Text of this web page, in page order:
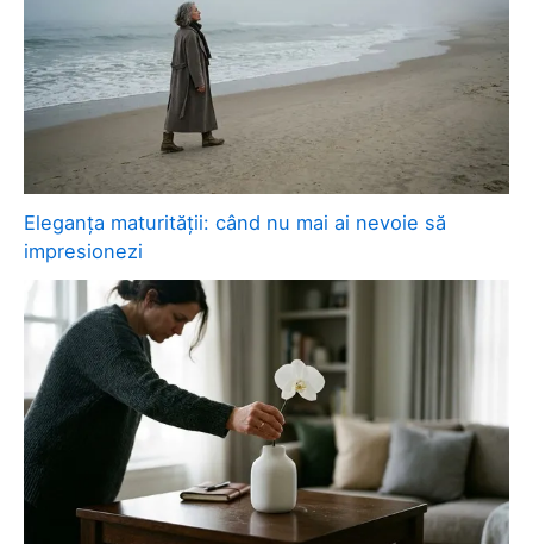
Eleganța maturității: când nu mai ai nevoie să
impresionezi